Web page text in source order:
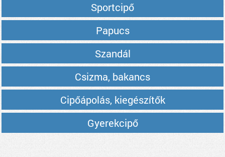
Sportcipő
Papucs
Szandál
Csizma, bakancs
Cipőápolás, kiegészítők
Gyerekcipő